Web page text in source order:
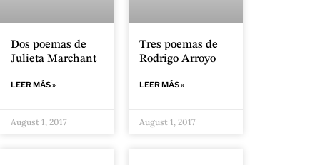
Dos poemas de
Julieta Marchant
LEER MÁS »
August 1, 2017
Tres poemas de
Rodrigo Arroyo
LEER MÁS »
August 1, 2017